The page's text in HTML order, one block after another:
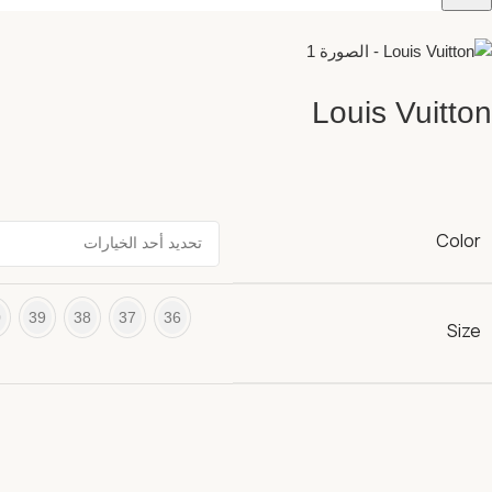
Louis Vuitton
Color
Size
36
37
38
39